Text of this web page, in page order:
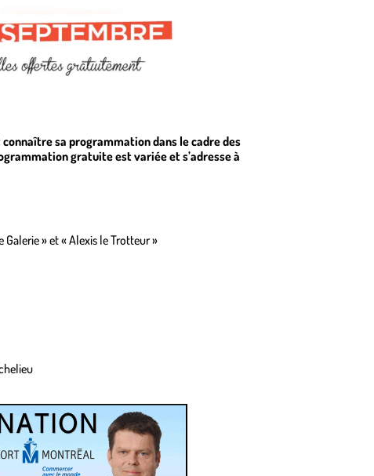
sa programmation dans le cadre des
gratuite est variée et s’adresse à
» et « Alexis le Trotteur »